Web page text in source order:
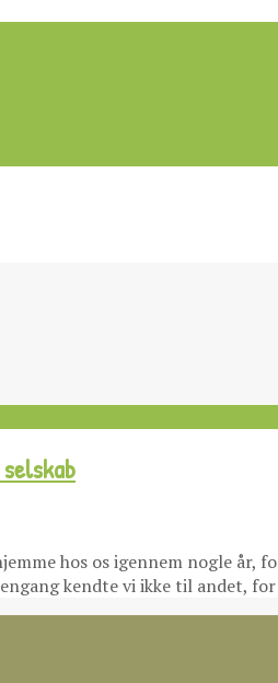
hos os igennem nogle
kendte vi ikke til andet,